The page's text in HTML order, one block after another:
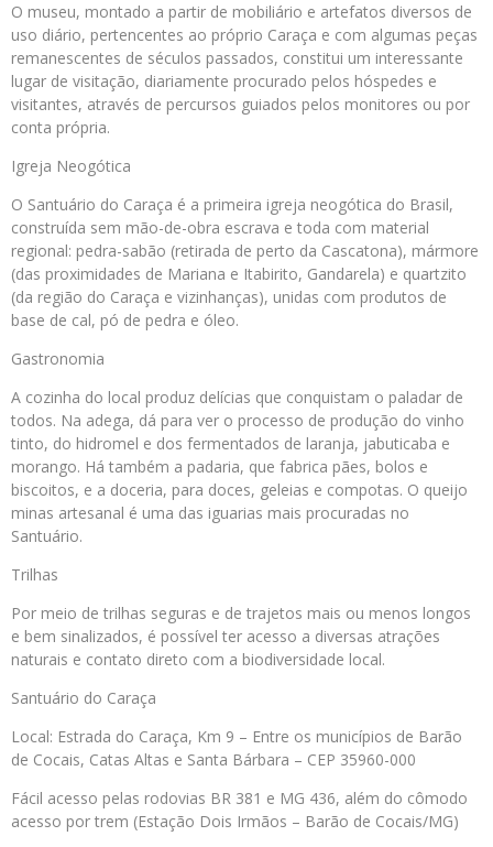
O museu, montado a partir de mobiliário e artefatos diversos de
uso diário, pertencentes ao próprio Caraça e com algumas peças
remanescentes de séculos passados, constitui um interessante
lugar de visitação, diariamente procurado pelos hóspedes e
visitantes, através de percursos guiados pelos monitores ou por
conta própria.
Igreja Neogótica
O Santuário do Caraça é a primeira igreja neogótica do Brasil,
construída sem mão-de-obra escrava e toda com material
regional: pedra-sabão (retirada de perto da Cascatona), mármore
(das proximidades de Mariana e Itabirito, Gandarela) e quartzito
(da região do Caraça e vizinhanças), unidas com produtos de
base de cal, pó de pedra e óleo.
Gastronomia
A cozinha do local produz delícias que conquistam o paladar de
todos. Na adega, dá para ver o processo de produção do vinho
tinto, do hidromel e dos fermentados de laranja, jabuticaba e
morango. Há também a padaria, que fabrica pães, bolos e
biscoitos, e a doceria, para doces, geleias e compotas. O queijo
minas artesanal é uma das iguarias mais procuradas no
Santuário.
Trilhas
Por meio de trilhas seguras e de trajetos mais ou menos longos
e bem sinalizados, é possível ter acesso a diversas atrações
naturais e contato direto com a biodiversidade local.
Santuário do Caraça
Local: Estrada do Caraça, Km 9 – Entre os municípios de Barão
de Cocais, Catas Altas e Santa Bárbara – CEP 35960-000
Fácil acesso pelas rodovias BR 381 e MG 436, além do cômodo
acesso por trem (Estação Dois Irmãos – Barão de Cocais/MG)